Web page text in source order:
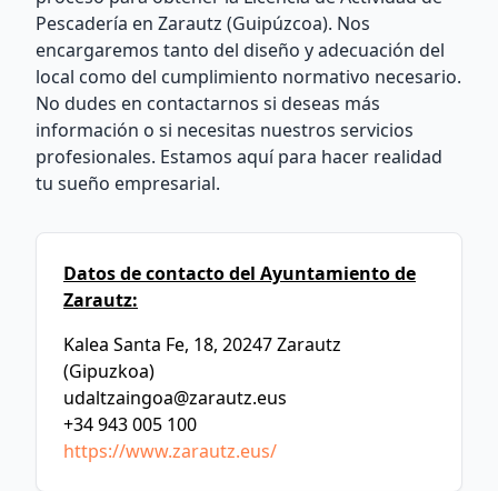
Pescadería en Zarautz (Guipúzcoa). Nos
encargaremos tanto del diseño y adecuación del
local como del cumplimiento normativo necesario.
No dudes en contactarnos si deseas más
información o si necesitas nuestros servicios
profesionales. Estamos aquí para hacer realidad
tu sueño empresarial.
Datos de contacto del Ayuntamiento de
Zarautz:
Kalea Santa Fe, 18, 20247 Zarautz
(Gipuzkoa)
udaltzaingoa@zarautz.eus
+34 943 005 100
https://www.zarautz.eus/